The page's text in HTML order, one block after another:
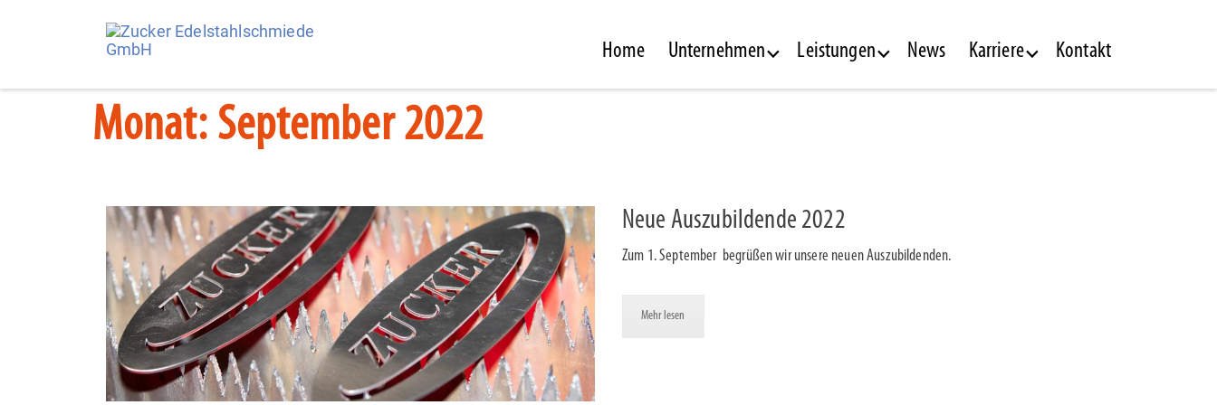
Home Unternehmen Leistungen News Karriere Kontakt
Monat: September 2022
Neue Auszubildende 2022
Zum 1. September begrüßen wir unsere neuen Auszubildenden.
Mehr lesen